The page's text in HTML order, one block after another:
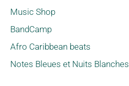
Music Shop
BandCamp
Afro Caribbean beats
Notes Bleues et Nuits Blanches